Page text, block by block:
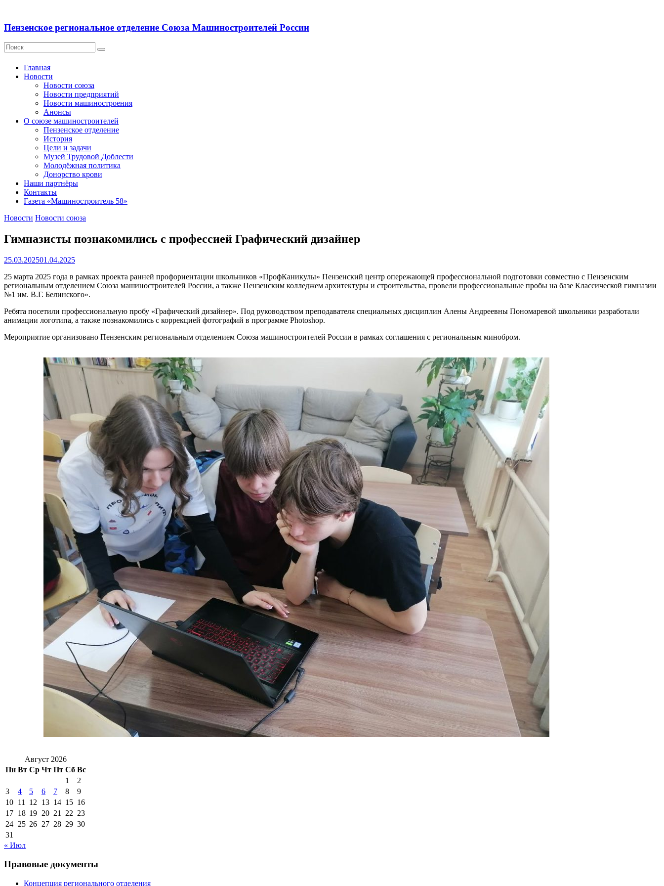
Пензенское региональное отделение Союза Машиностроителей России
Главная
Новости
Новости союза
Новости предприятий
Новости машиностроения
Анонсы
О союзе машиностроителей
Пензенское отделение
История
Цели и задачи
Музей Трудовой Доблести
Молодёжная политика
Донорство крови
Наши партнёры
Контакты
Газета «Машиностроитель 58»
Новости Новости союза
Гимназисты познакомились с профессией Графический дизайнер
25.03.202501.04.2025
25 марта 2025 года в рамках проекта ранней профориентации школьников «ПрофКаникулы» Пензенский центр опережающей профессиональной подготовки совместно с Пензенским
региональным отделением Союза машиностроителей России, а также Пензенским колледжем архитектуры и строительства, провели профессиональные пробы на базе Классической гимназии
№1 им. В.Г. Белинского».
Ребята посетили профессиональную пробу «Графический дизайнер». Под руководством преподавателя специальных дисциплин Алены Андреевны Пономаревой школьники разработали
анимации логотипа, а также познакомились с коррекцией фотографий в программе Photoshop.
Мероприятие организовано Пензенским региональным отделением Союза машиностроителей России в рамках соглашения с региональным минобром.
Август 2026
Пн Вт Ср Чт Пт Сб Вс
1
2
3
4 5 6 7 8
9
10 11 12 13 14 15 16
17 18 19 20 21 22 23
24 25 26 27 28 29 30
31
« Июл
Правовые документы
Концепция регионального отделения